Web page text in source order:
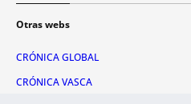
Otras webs
CRÓNICA GLOBAL
CRÓNICA VASCA